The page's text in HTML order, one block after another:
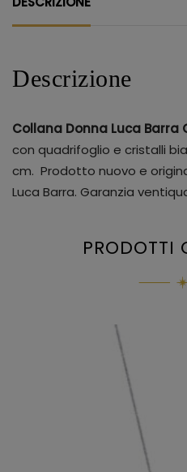
Descrizione
Collana Donna Luca Barra
con quadrifoglio e cristalli
cm. Prodotto nuovo e
Luca Barra. Garanzia
PRODOTTI